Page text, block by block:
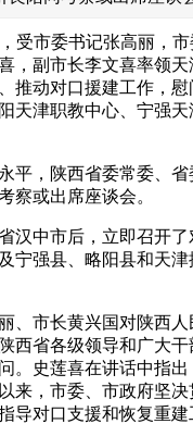
受市委书记张高丽，
，副市长李文喜率领
推动对口援建工作，
天津职教中心、宁强
，陕西省委常委、省
察或出席座谈会。
中市后，立即召开了
宁强县、略阳县和天
市长黄兴国对陕西人
西省各级领导和广大
。史莲喜在讲话中指
来，市委、市政府坚
导对口支援和恢复重